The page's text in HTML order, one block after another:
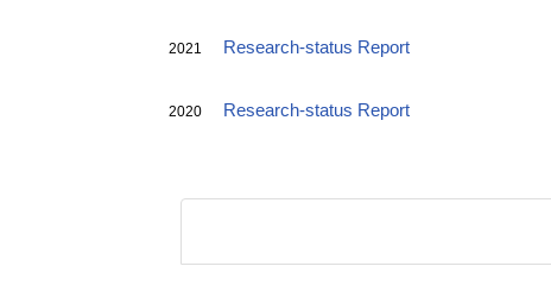
2021 Research-status Report
2020 Research-status Report